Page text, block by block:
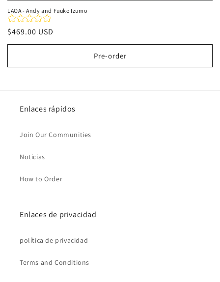
LAOA - Andy and Fuuko Izumo
Precio
habitual
$469.00 USD
Pre-order
Enlaces rápidos
Join Our Communities
Noticias
How to Order
Enlaces de privacidad
política de privacidad
Terms and Conditions